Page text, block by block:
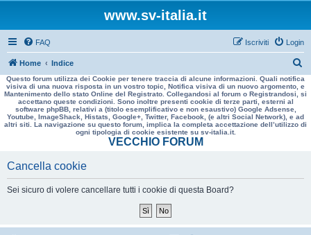
www.sv-italia.it
FAQ Login
Iscriviti
Home Indice
e
r
a
Questo forum utilizza dei Cookie per tenere traccia di alcune informazioni. Quali notifica
visiva di una nuova risposta in un vostro topic, Notifica visiva di un nuovo argomento, e
Mantenimento dello stato Online del Registrato. Collegandosi al forum o Registrandosi, si
accettano queste condizioni. Sono inoltre presenti cookie di terze parti, esterni al
software phpBB, relativi a (titolo esemplificativo e non esaustivo) Google Adsense,
Youtube, ImageShack, Histats, Google+, Twitter, Facebook, (e altri Social Network), e ad
altri siti. La navigazione su questo forum, implica la completa accettazione dell’utilizzo di
ogni tipologia di cookie esistente su sv-italia.it.
VECCHIO FORUM
Cancella cookie
Sei sicuro di volere cancellare tutti i cookie di questa Board?